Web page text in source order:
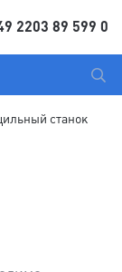
2203 89 599 0
станок